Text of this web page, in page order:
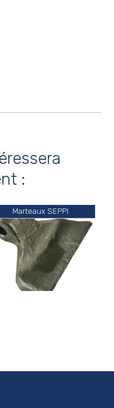
:
Marteaux SEPPI